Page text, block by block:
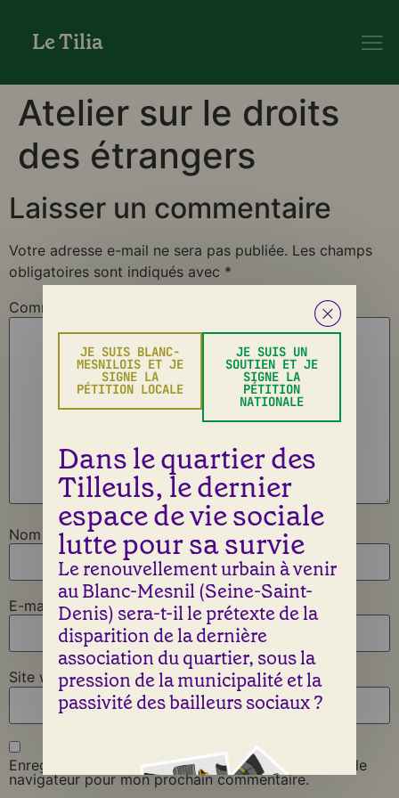
Le Tilia
Atelier sur le droits
des étrangers
Laisser un commentaire
Votre adresse e-mail ne sera pas publiée. Les champs
obligatoires sont indiqués avec *
Commentaire
Nom
E-mail *
Site web
Enregistrer mon nom, mon e-mail et mon site dans le
navigateur pour mon prochain commentaire.
JE SUIS BLANC-
MESNILOIS ET JE
SIGNE LA
PÉTITION LOCALE
JE SUIS UN
SOUTIEN ET JE
SIGNE LA
PÉTITION
NATIONALE
Dans le quartier des
Tilleuls, le dernier
espace de vie sociale
lutte pour sa survie
Le renouvellement urbain à venir
au Blanc-Mesnil (Seine-Saint-
Denis) sera-t-il le prétexte de la
disparition de la dernière
association du quartier, sous la
pression de la municipalité et la
passivité des bailleurs sociaux ?